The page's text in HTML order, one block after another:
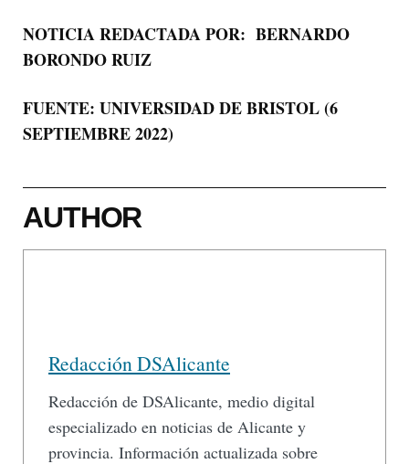
NOTICIA REDACTADA POR: BERNARDO
BORONDO RUIZ
FUENTE: UNIVERSIDAD DE BRISTOL (6
SEPTIEMBRE 2022)
AUTHOR
Redacción DSAlicante
Redacción de DSAlicante, medio digital
especializado en noticias de Alicante y
provincia. Información actualizada sobre